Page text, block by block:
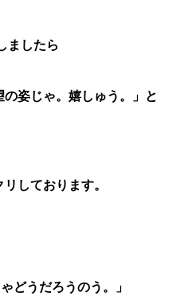
ましたら
の姿じゃ。嬉しゅう。」と
しております。
どうだろうのう。」